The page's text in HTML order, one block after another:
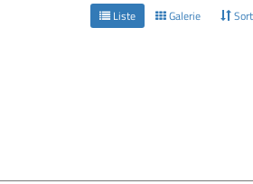
Liste Galerie